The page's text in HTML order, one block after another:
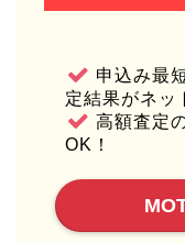
申込み最
定結果がネッ
高額査定
OK！